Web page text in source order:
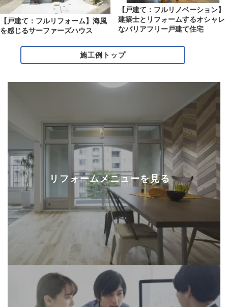
【戸建て：フルリフォーム】海風
を感じるサーファーズハウス
【戸建て：フルリノベーション】
建築士とリフォームするオシャレ
なバリアフリー戸建て住宅
施工例トップ
リフォームメニューを見る